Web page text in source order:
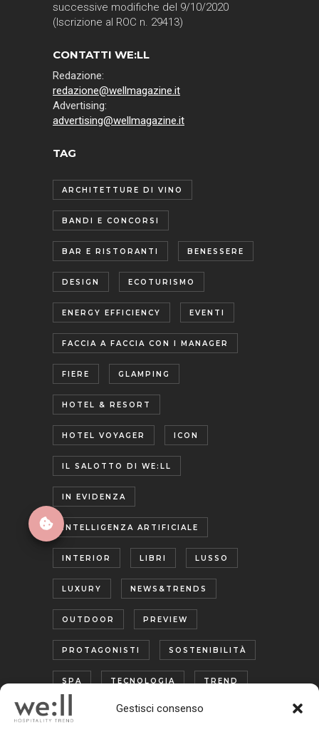
Gestisci consenso
successive modifiche del 9/10/2020
(Iscrizione al ROC n. 29413)
CONTATTI WE:LL
Redazione:
redazione@wellmagazine.it
Advertising:
advertising@wellmagazine.it
TAG
ARCHITETTURE DI VINO
BANDI E CONCORSI
BAR E RISTORANTI BENESSERE
DESIGN ECOTURISMO
ENERGY EFFICIENCY EVENTI
FACCIA A FACCIA CON I MANAGER
FIERE GLAMPING
HOTEL & RESORT
HOTEL VOYAGER ICON
IL SALOTTO DI WE:LL
IN EVIDENZA
INTELLIGENZA ARTIFICIALE
INTERIOR LIBRI LUSSO
LUXURY NEWS&TRENDS
OUTDOOR PREVIEW
PROTAGONISTI SOSTENIBILITÀ
SPA TECNOLOGIA TREND
TURISMO ENOGASTRONOMICO